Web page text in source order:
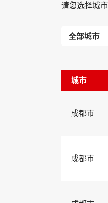
请您选择城
城市
成都市
成都市